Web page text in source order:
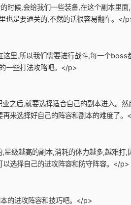
时候,会给我们一些装备,在这个副本里
也是要通关的,不然的话很容易翻车。</
里,所以我们需要进行战斗,每一个
一些打法攻略吧。</p>
之后,就要选择适合自己的副本进入。
再来选择好自己的阵容和副本的难度了。
星级越高的副本,消耗的体力越多,越难
以选择自己的进攻阵容和防守阵容。</p>
的进攻阵容和技巧吧。</p>